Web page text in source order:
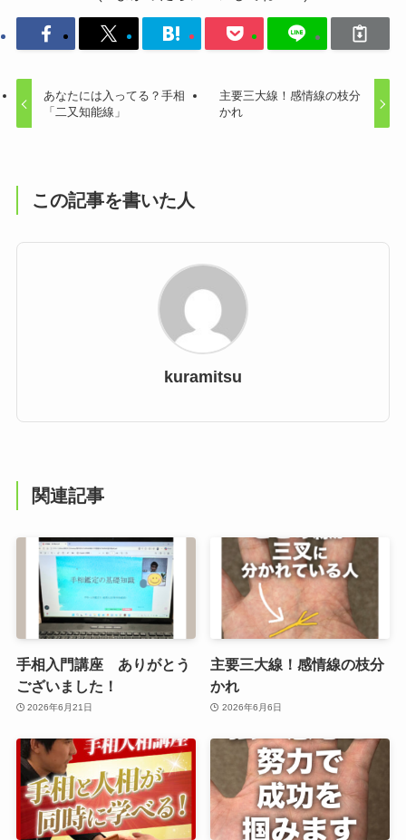
あなたには入ってる？手相
「二又知能線」
主要三大線！感情線の枝分
かれ
この記事を書いた人
kuramitsu
関連記事
手相入門講座 ありがとう
ございました！
2026年6月21日
主要三大線！感情線の枝分
かれ
2026年6月6日